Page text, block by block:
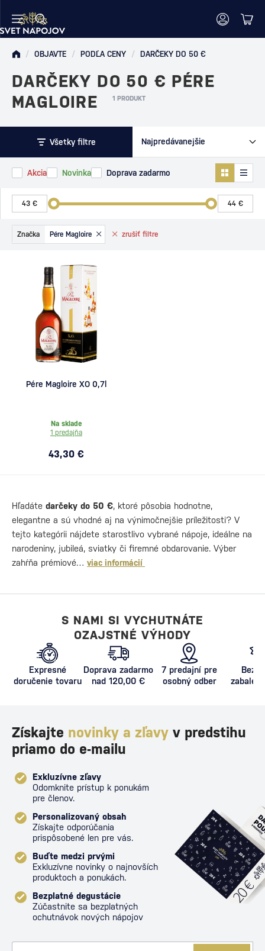
/ OBJAVTE / PODĽA CENY / DARČEKY DO 50 €
DARČEKY DO 50 € PÉRE
MAGLOIRE
1 PRODUKT
Všetky filtre
Akcia Novinka Doprava zadarmo
zrušiť filtre
Značka Pére Magloire
Pére Magloire XO 0,7l
Na sklade
1 predajňa
43,30 €
Hľadáte darčeky do 50 €, ktoré pôsobia hodnotne,
elegantne a sú vhodné aj na výnimočnejšie príležitosti? V
tejto kategórii nájdete starostlivo vybrané nápoje, ideálne na
narodeniny, jubileá, sviatky či firemné obdarovanie. Výber
zahŕňa prémiové… viac informácií
S NAMI SI VYCHUTNÁTE
OZAJSTNÉ VÝHODY
Expresné
doručenie tovaru
Doprava zadarmo
nad 120,00 €
7 predajní pre
osobný odber
Získajte novinky a zľavy v predstihu
priamo do e-mailu
Exkluzívne zľavy
Odomknite prístup k ponukám
pre členov.
Personalizovaný obsah
Získajte odporúčania
prispôsobené len pre vás.
Buďte medzi prvými
Exkluzívne novinky o najnovších
produktoch a ponukách.
Bezplatné degustácie
Zúčastnite sa bezplatných
ochutnávok nových nápojov